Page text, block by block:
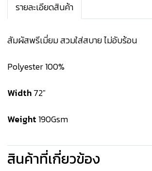
รายละเอียดสินค้า
สัมผัสพรีเมี่ยม สวมใส่สบาย ไม่อับร้อน
Polyester 100%
Width72"
Weight190Gsm
สินค้าที่เกี่ยวข้อง